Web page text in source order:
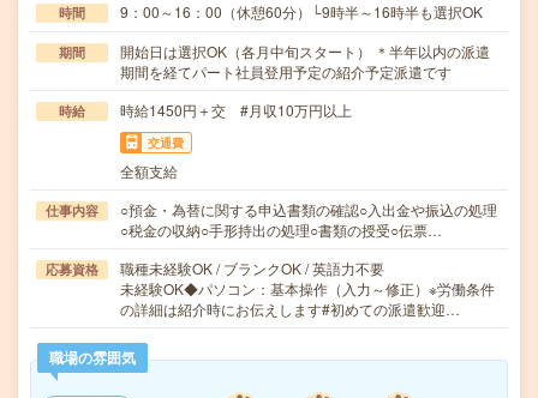
時間 9：00～16：00（休憩60分）└9時半～16時半も選択OK
期間
開始日は選択OK（各月中旬スタート） ＊半年以内の派遣
期間を経てパート社員登用予定の紹介予定派遣です
時給 時給1450円＋交 #月収10万円以上
交通費
全額支給
仕事内容
○預金・為替に関する申込書類の確認○入出金や振込の処理
○税金の収納○手形持出の処理○書類の授受○伝票…
応募資格
職種未経験OK / ブランクOK / 英語力不要
未経験OK◆パソコン：基本操作（入力～修正）※労働条件
の詳細は紹介時にお伝えします#初めての派遣歓迎…
職場の雰囲気